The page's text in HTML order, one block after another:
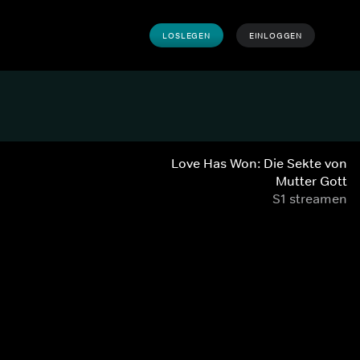
LOSLEGEN EINLOGGEN
Love Has Won: Die Sekte von
Mutter Gott
S1 streamen